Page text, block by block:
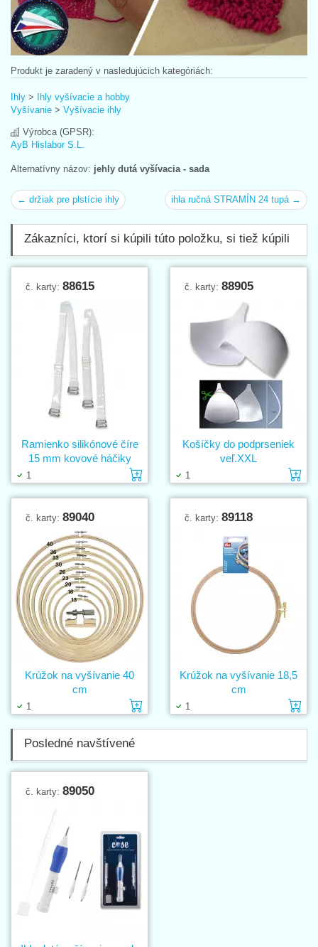
Produkt je zaradený v nasledujúcich kategóriách:
Ihly >
Ihly vyšívacie a hobby
Vyšívanie > Vyšívacie ihly
Výrobca (GPSR):
AyB Hislabor S.L.
Alternatívny názov: jehly dutá vyšívacia - sada
← držiak pre plstície ihly ihla ručná STRAMÍN 24 tupá →
Zákazníci, ktorí si kúpili túto položku, si tiež kúpili
č. karty: 88615
1 Vložiť do košíka
Ramienko silikónové číre
15 mm kovové háčiky
č. karty: 88905
1
Košíčky do podprseniek
veľ.XXL
č. karty: 89040
1 Vložiť do košíka
Krúžok na vyšívanie 40
cm
č. karty: 89118
1
Krúžok na vyšívanie 18,5
cm
Posledné navštívené
č. karty: 89050